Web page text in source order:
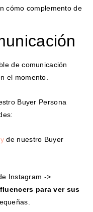
cómo complemento de
de comunicación
el momento.
Buyer Persona
de nuestro Buyer
Instagram ->
para ver sus